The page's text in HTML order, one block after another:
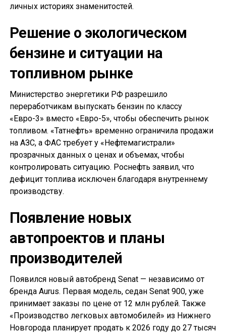
личных историях знаменитостей.
Решение о экологическом
бензине и ситуации на
топливном рынке
Министерство энергетики РФ разрешило
переработчикам выпускать бензин по классу
«Евро-3» вместо «Евро-5», чтобы обеспечить рынок
топливом. «Татнефть» временно ограничила продажи
на АЗС, а ФАС требует у «Нефтемагистрали»
прозрачных данных о ценах и объемах, чтобы
контролировать ситуацию. Роснефть заявил, что
дефицит топлива исключен благодаря внутреннему
производству.
Появление новых
автопроектов и планы
производителей
Появился новый автобренд Senat — независимо от
бренда Aurus. Первая модель, седан Senat 900, уже
принимает заказы по цене от 12 млн рублей. Также
«Производство легковых автомобилей» из Нижнего
Новгорода планирует продать к 2026 году до 27 тысяч